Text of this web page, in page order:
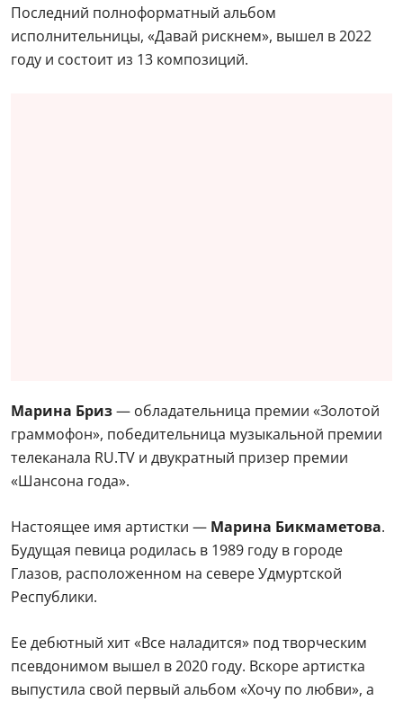
Последний полноформатный альбом
исполнительницы, «Давай рискнем», вышел в 2022
году и состоит из 13 композиций.
Марина Бриз— обладательница премии «Золотой
граммофон», победительница музыкальной премии
телеканала RU.TV и двукратный призер премии
«Шансона года».
Настоящее имя артистки — Марина Бикмаметова.
Будущая певица родилась в 1989 году в городе
Глазов, расположенном на севере Удмуртской
Республики.
Ее дебютный хит «Все наладится» под творческим
псевдонимом вышел в 2020 году. Вскоре артистка
выпустила свой первый альбом «Хочу по любви», а